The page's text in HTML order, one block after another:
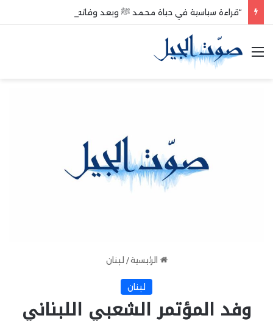
“قراءة سياسية في حياة محمد ﷺ وبعد وفاته”
القائمة
الرئيسية / لبنان
لبنان
وفد المؤتمر الشعبي اللبناني